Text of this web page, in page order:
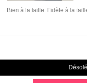
Bien à la taille: Fidèle à la